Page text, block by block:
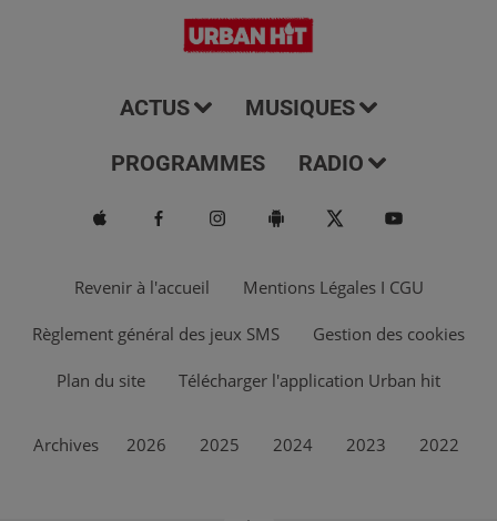
ACTUS MUSIQUES
PROGRAMMES RADIO
Revenir à l'accueil Mentions Légales I CGU
Règlement général des jeux SMS Gestion des cookies
Plan du site Télécharger l'application Urban hit
Archives 2026 2025 2024 2023 2022